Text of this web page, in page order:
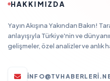
HAKKIMIZDA
Yayın Akışına Yakından Bakın!
anlayışıyla Türkiye'nin ve
gelişmeler, özel analizler ve anlık